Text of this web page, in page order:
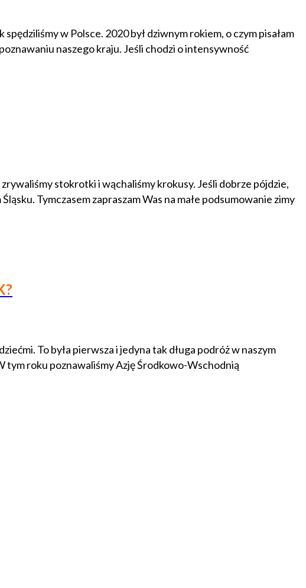
w Polsce. 2020 był dziwnym rokiem, o czym pisałam
naszego kraju. Jeśli chodzi o intensywność
stokrotki i wąchaliśmy krokusy. Jeśli dobrze pójdzie,
Tymczasem zapraszam Was na małe podsumowanie zimy
To była pierwsza i jedyna tak długa podróż w naszym
tym roku poznawaliśmy Azję Środkowo-Wschodnią